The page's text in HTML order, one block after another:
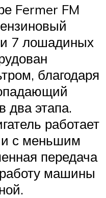
Fermer FM
7 лошадиных
благодаря
два этапа.
работает
с меньшим
передача
машины